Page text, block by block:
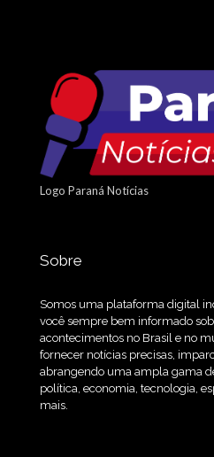
Logo Paraná Notícias
Sobre
Somos uma plataforma digital
você sempre bem informado
acontecimentos no Brasil e no
fornecer notícias precisas,
abrangendo uma ampla gama
política, economia, tecnologia,
mais.